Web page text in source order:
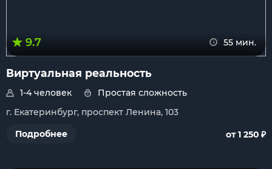
9.7 55 мин.
Виртуальная реальность
1-4 человек
Простая сложность
г. Екатеринбург, проспект Ленина, 103
Подробнее
от 1 250 ₽